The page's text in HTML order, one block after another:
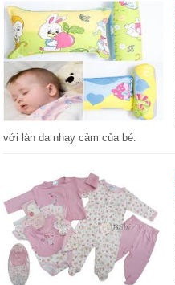
với làn da nhạy cảm của bé.